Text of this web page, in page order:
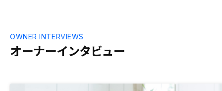
オーナーインタビュー
OWNER INTERVIEWS